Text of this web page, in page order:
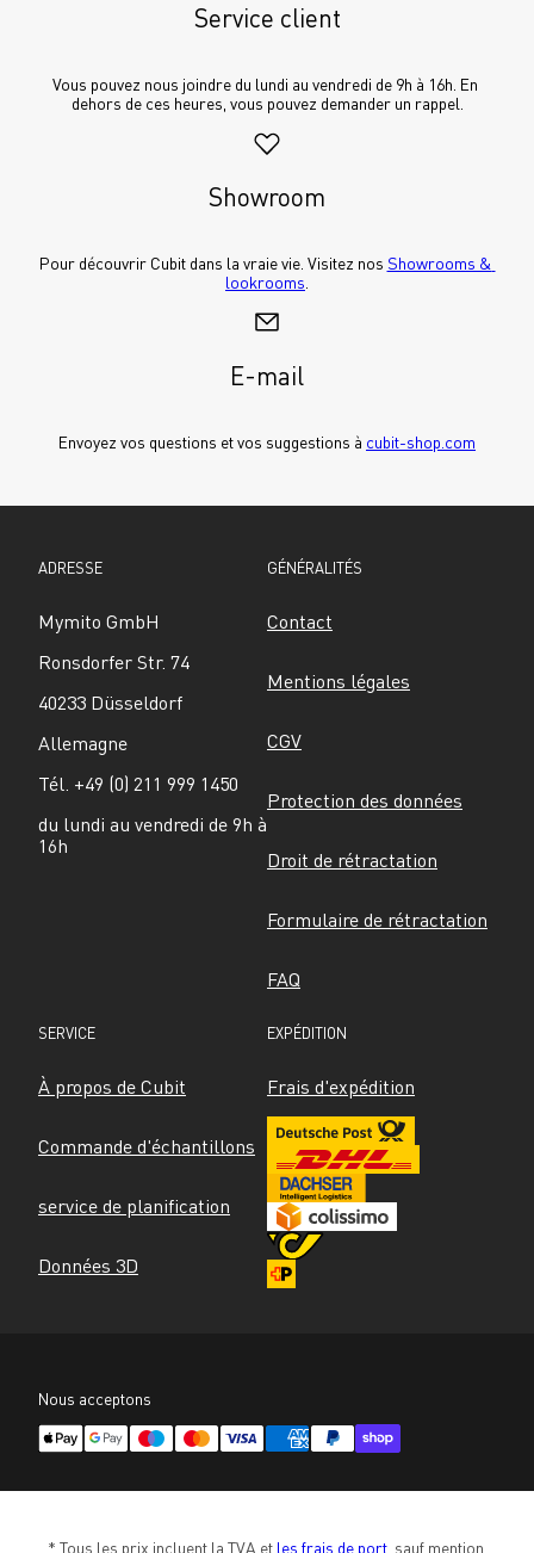
Service client
Vous pouvez nous joindre du lundi au vendredi de 9h à 16h. En
dehors de ces heures, vous pouvez demander un rappel.
Showroom
Pour découvrir Cubit dans la vraie vie. Visitez nos Showrooms &
lookrooms
E-mail
Envoyez vos questions et vos suggestions à cubit-shop.com
ADRESSE
Mymito GmbH
Ronsdorfer Str. 74
40233 Düsseldorf
Allemagne
Tél. +49 (0) 211 999 1450
du lundi au vendredi de 9h à
16h
GÉNÉRALITÉS
Contact
Mentions légales
CGV
Protection des données
Droit de rétractation
Formulaire de rétractation
FAQ
SERVICE
À propos de Cubit
Commande d'échantillons
service de planification
Données 3D
EXPÉDITION
Frais d'expédition
Nous acceptons
* Tous les prix incluent la TVA et les frais de port, sauf mention